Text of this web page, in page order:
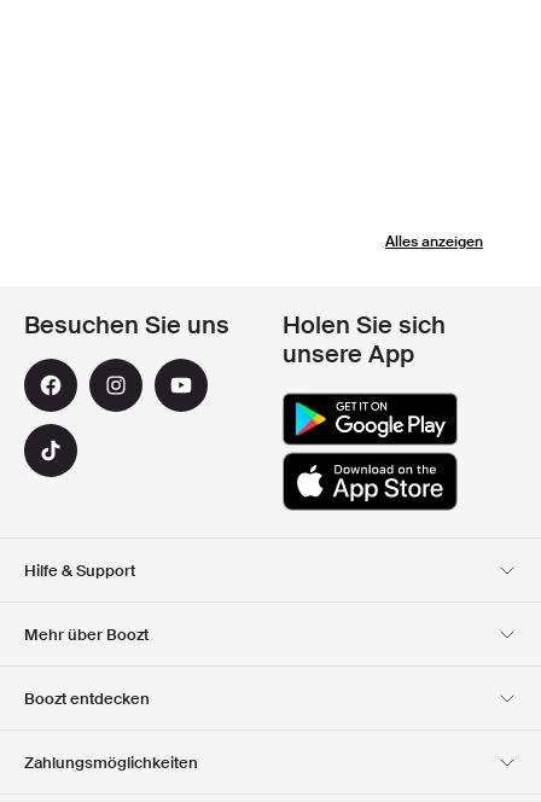
Alles anzeigen
Hilfe & Support
Mehr über Boozt
Boozt entdecken
Besuchen Sie uns
Holen Sie sich
unsere App
Zahlungsmöglichkeiten